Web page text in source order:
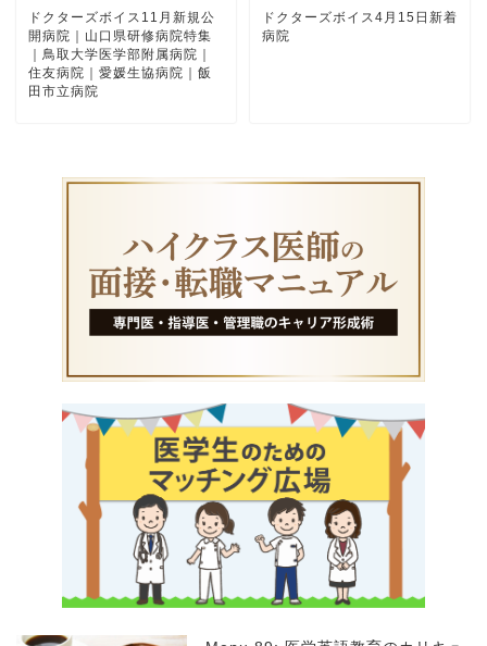
ドクターズボイス11月新規公
開病院｜山口県研修病院特集
｜鳥取大学医学部附属病院｜
住友病院｜愛媛生協病院｜飯
田市立病院
ドクターズボイス4月15日新着
病院